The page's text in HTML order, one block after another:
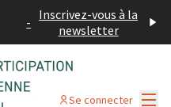
- Inscrivez-vous à la
newsletter
Se connecter